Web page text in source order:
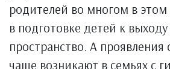
родителей во многом в этом
в подготовке детей к
пространство. А проявления
чаще возникают в семьях с